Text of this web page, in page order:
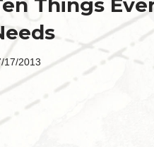
Things
17/2013